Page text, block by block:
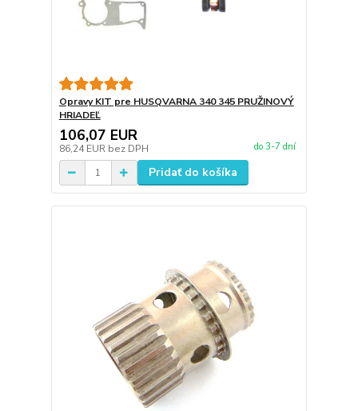
Opravy KIT pre HUSQVARNA 340 345 PRUŽINOVÝ
HRIADEĽ
106,07 EUR
86,24 EUR bez DPH do 3-7 dní
Pridať do košíka